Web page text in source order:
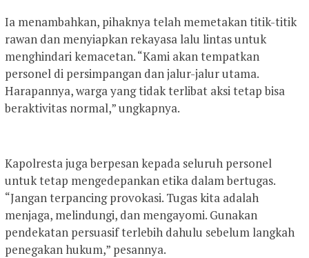
Ia menambahkan, pihaknya telah memetakan titik-titik
rawan dan menyiapkan rekayasa lalu lintas untuk
menghindari kemacetan. “Kami akan tempatkan
personel di persimpangan dan jalur-jalur utama.
Harapannya, warga yang tidak terlibat aksi tetap bisa
beraktivitas normal,” ungkapnya.
Kapolresta juga berpesan kepada seluruh personel
untuk tetap mengedepankan etika dalam bertugas.
“Jangan terpancing provokasi. Tugas kita adalah
menjaga, melindungi, dan mengayomi. Gunakan
pendekatan persuasif terlebih dahulu sebelum langkah
penegakan hukum,” pesannya.